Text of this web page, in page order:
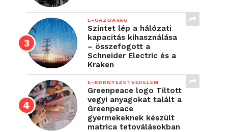
E-GAZDASÁG
Szintet lép a hálózati
kapacitás kihasználása
– összefogott a
Schneider Electric és a
Kraken
E-KÖRNYEZETVÉDELEM
Greenpeace logo Tiltott
vegyi anyagokat talált a
Greenpeace
gyermekeknek készült
matrica tetoválásokban